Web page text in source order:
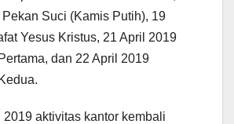
Suci (Kamis Putih), 19
Yesus Kristus, 21 April 2019
dan 22 April 2019
2019 aktivitas kantor kembali